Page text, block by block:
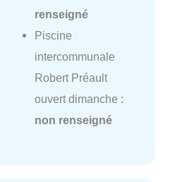
renseigné
Piscine
intercommunale
Robert Préault
ouvert dimanche :
non renseigné